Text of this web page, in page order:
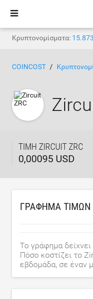
Κρυπτονομίσματα: 15.873
COINCOST
ΤΙΜΉ ZIRCUIT ZRC
0,00095 USD
ΓΡΆΦΗΜΑ ΤΙΜΏΝ
Το γράφημα δείχνει
Πόσο κοστίζει το
εβδομάδα, σε έναν